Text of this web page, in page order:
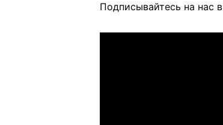
Подписывайтесь на нас в